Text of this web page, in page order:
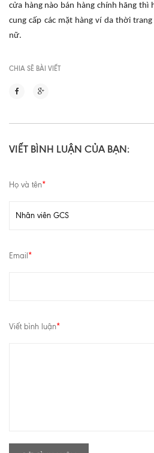
cửa hàng nào bán hàng chính hãng thì
cung cấp các mặt hàng ví da thời
nữ.
CHIA SẼ BÀI VIẾT
VIẾT BÌNH LUẬN CỦA BẠN:
Họ và tên*
Email *
Viết bình luận*